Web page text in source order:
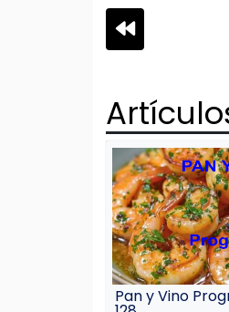
de
Pan y Vino